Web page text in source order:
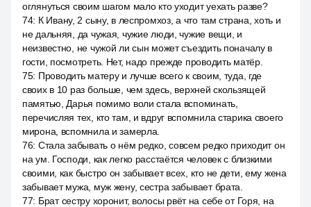
оглянуться своим шагом мало кто уходит уехать разве?
74: К Ивану, 2 сыну, в леспромхоз, а что там страна, хоть и
не дальняя, да чужая, чужие люди, чужие вещи, и
неизвестно, не чужой ли сын может съездить поначалу в
гости, посмотреть. Нет, надо прежде проводить матёр.
75: Проводить матеру и лучше всего к своим, туда, где
своих в 10 раз больше, чем здесь, верхней скользящей
памятью, Дарья помимо воли стала вспоминать,
перечисляя тех, кто там, и вдруг вспомнила старика своего
мирона, вспомнила и замерла.
76: Стала забывать о нём редко, совсем редко приходит он
на ум. Господи, как легко расстаётся человек с близкими
своими, как быстро он забывает всех, кто не дети, ему жена
забывает мужа, муж жену, сестра забывает брата.
77: Брат сестру хоронит, волосы рвёт на себе от Горя, на